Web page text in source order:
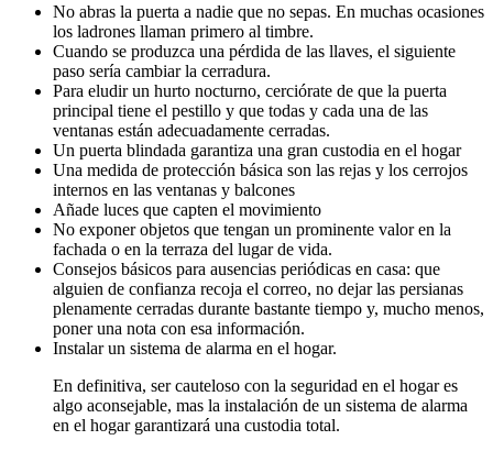
No abras la puerta a nadie que no sepas. En muchas ocasiones
los ladrones llaman primero al timbre.
Cuando se produzca una pérdida de las llaves, el siguiente
paso sería cambiar la cerradura.
Para eludir un hurto nocturno, cerciórate de que la puerta
principal tiene el pestillo y que todas y cada una de las
ventanas están adecuadamente cerradas.
Un puerta blindada garantiza una gran custodia en el hogar
Una medida de protección básica son las rejas y los cerrojos
internos en las ventanas y balcones
Añade luces que capten el movimiento
No exponer objetos que tengan un prominente valor en la
fachada o en la terraza del lugar de vida.
Consejos básicos para ausencias periódicas en casa: que
alguien de confianza recoja el correo, no dejar las persianas
plenamente cerradas durante bastante tiempo y, mucho menos,
poner una nota con esa información.
Instalar un sistema de alarma en el hogar.
En definitiva, ser cauteloso con la seguridad en el hogar es
algo aconsejable, mas la instalación de un sistema de alarma
en el hogar garantizará una custodia total.